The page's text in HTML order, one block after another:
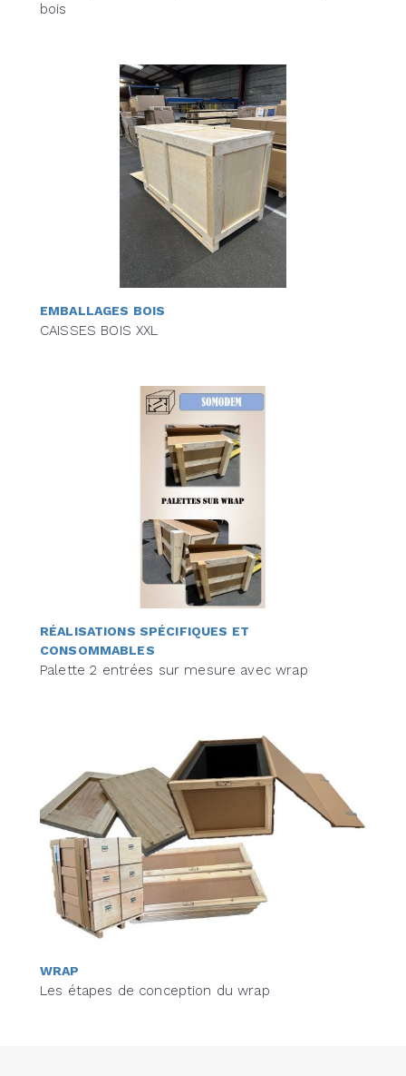
bois
EMBALLAGES BOIS
CAISSES BOIS XXL
RÉALISATIONS SPÉCIFIQUES ET
CONSOMMABLES
Palette 2 entrées sur mesure avec wrap
WRAP
Les étapes de conception du wrap